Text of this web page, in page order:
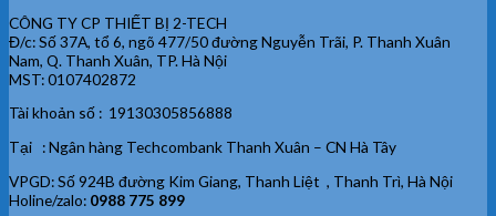
CÔNG TY CP THIẾT BỊ 2-TECH
Đ/c: Số 37A, tổ 6, ngõ 477/50 đường Nguyễn Trãi, P. Thanh Xuân
Nam, Q. Thanh Xuân, TP. Hà Nội
MST: 0107402872
Tài khoản số : 19130305856888
Tại : Ngân hàng Techcombank Thanh Xuân – CN Hà Tây
VPGD: Số 924B đường Kim Giang, Thanh Liệt , Thanh Trì, Hà Nội
Holine/zalo: 0988 775 899